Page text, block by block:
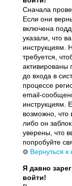
Сначала
Если они
включена
указали, что
инструкциям.
требуется,
активированы
до входа в
процессе
email-
инструкциям.
возможно, что
либо он
уверены, что
попробуйте
Вернуться к
Я давно
войти!